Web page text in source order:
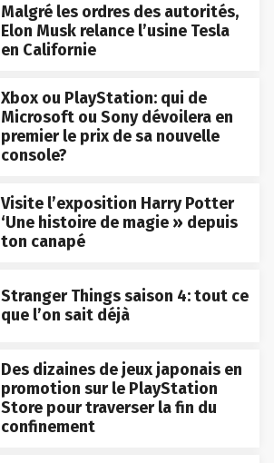
Malgré les ordres des autorités,
Elon Musk relance l’usine Tesla
en Californie
Xbox ou PlayStation: qui de
Microsoft ou Sony dévoilera en
premier le prix de sa nouvelle
console?
Visite l’exposition Harry Potter
‘Une histoire de magie » depuis
ton canapé
Stranger Things saison 4: tout ce
que l’on sait déjà
Des dizaines de jeux japonais en
promotion sur le PlayStation
Store pour traverser la fin du
confinement